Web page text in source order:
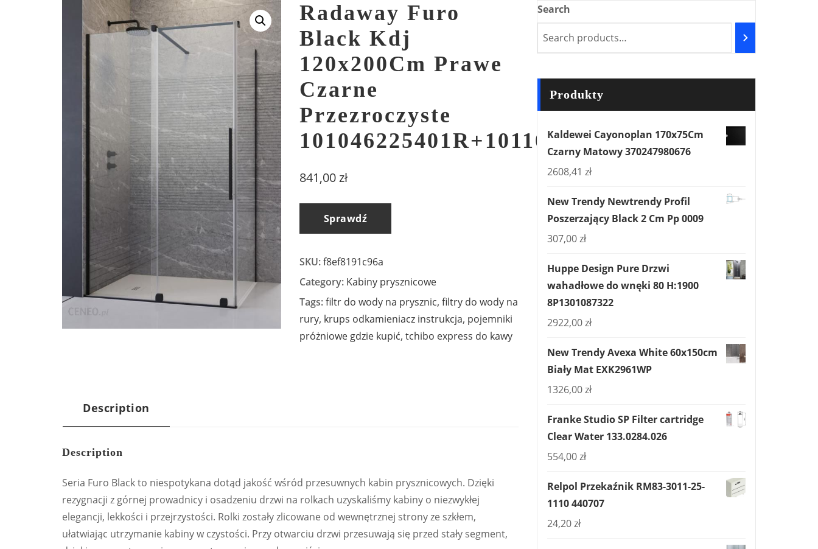
Radaway Furo
Black Kdj
120x200Cm Prawe
Czarne
Przezroczyste
101046225401R+101105800101
841,00zł
Sprawdź
SKU:f8ef8191c96a
Category: Kabiny prysznicowe
Tags:filtr do wody na prysznic, filtry do wody na
rury, krups odkamieniacz instrukcja, pojemniki
próżniowe gdzie kupić, tchibo express do kawy
Description
Description
Seria Furo Black to niespotykana dotąd jakość wśród przesuwnych kabin prysznicowych. Dzięki
rezygnacji z górnej prowadnicy i osadzeniu drzwi na rolkach uzyskaliśmy kabiny o niezwykłej
elegancji, lekkości i przejrzystości. Rolki zostały zlicowane od wewnętrznej strony ze szkłem,
ułatwiając utrzymanie kabiny w czystości. Przy otwarciu drzwi przesuwają się przed stały segment,
Search
Produkty
Kaldewei Cayonoplan 170x75Cm
Czarny Matowy 370247980676
2608,41 zł
New Trendy Newtrendy Profil
Poszerzający Black 2 Cm Pp 0009
307,00zł
Huppe Design Pure Drzwi
wahadłowe do wnęki 80 H:1900
8P1301087322
2922,00zł
New Trendy Avexa White 60x150cm
Biały Mat EXK2961WP
1326,00zł
Franke Studio SP Filter cartridge
Clear Water 133.0284.026
554,00zł
Relpol Przekaźnik RM83-3011-25-
1110 440707
24,20zł